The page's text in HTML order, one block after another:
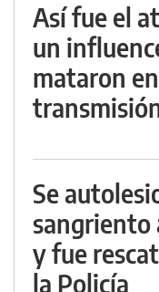
Así fue el
un
mataron
Se
sangriento
y fue
la Policía